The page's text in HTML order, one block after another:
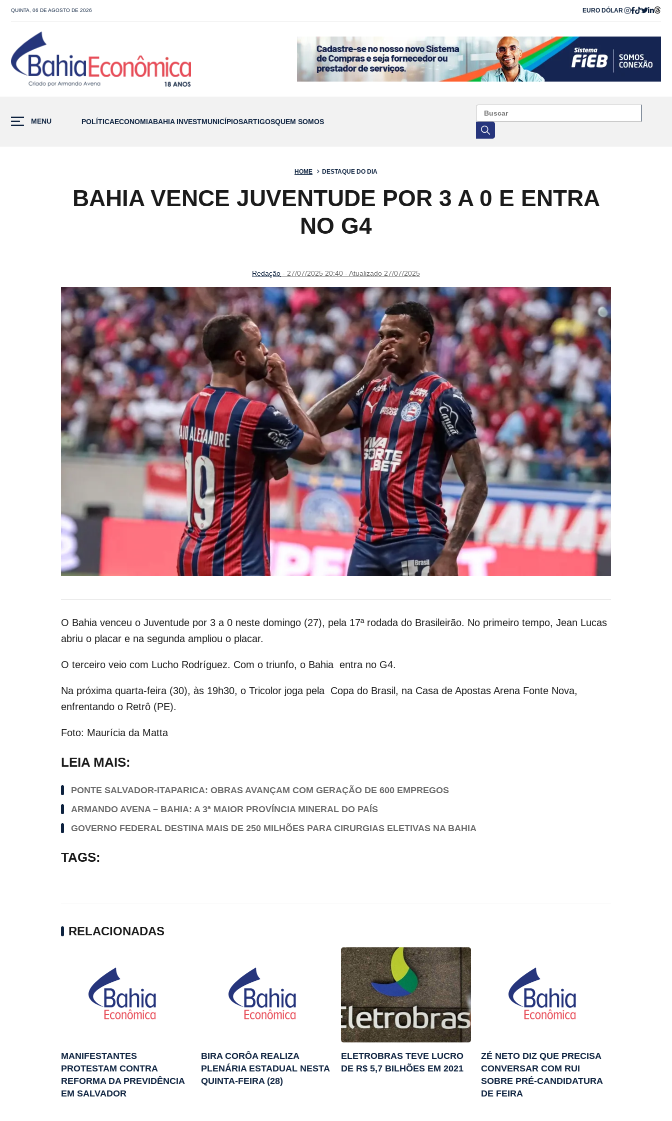
QUINTA, 06 DE AGOSTO DE 2026 EURO DÓLAR
MENU POLÍTICAECONOMIABAHIA INVESTMUNICÍPIOSARTIGOSQUEM SOMOS
HOME DESTAQUE DO DIA
BAHIA VENCE JUVENTUDE POR 3 A 0 E ENTRA
NO G4
Redação - 27/07/2025 20:40 - Atualizado 27/07/2025
O Bahia venceu o Juventude por 3 a 0 neste domingo (27), pela 17ª rodada do Brasileirão. No primeiro tempo, Jean Lucas
abriu o placar e na segunda ampliou o placar.
O terceiro veio com Lucho Rodríguez. Com o triunfo, o Bahia entra no G4.
Na próxima quarta-feira (30), às 19h30, o Tricolor joga pela Copa do Brasil, na Casa de Apostas Arena Fonte Nova,
enfrentando o Retrô (PE).
Foto: Maurícia da Matta
LEIA MAIS:
PONTE SALVADOR-ITAPARICA: OBRAS AVANÇAM COM GERAÇÃO DE 600 EMPREGOS
ARMANDO AVENA – BAHIA: A 3ª MAIOR PROVÍNCIA MINERAL DO PAÍS
GOVERNO FEDERAL DESTINA MAIS DE 250 MILHÕES PARA CIRURGIAS ELETIVAS NA BAHIA
TAGS:
RELACIONADAS
MANIFESTANTES
PROTESTAM CONTRA
REFORMA DA PREVIDÊNCIA
EM SALVADOR
BIRA CORÔA REALIZA
PLENÁRIA ESTADUAL NESTA
QUINTA-FEIRA (28)
ELETROBRAS TEVE LUCRO
DE R$ 5,7 BILHÕES EM 2021
ZÉ NETO DIZ QUE PRECISA
CONVERSAR COM RUI
SOBRE PRÉ-CANDIDATURA
DE FEIRA